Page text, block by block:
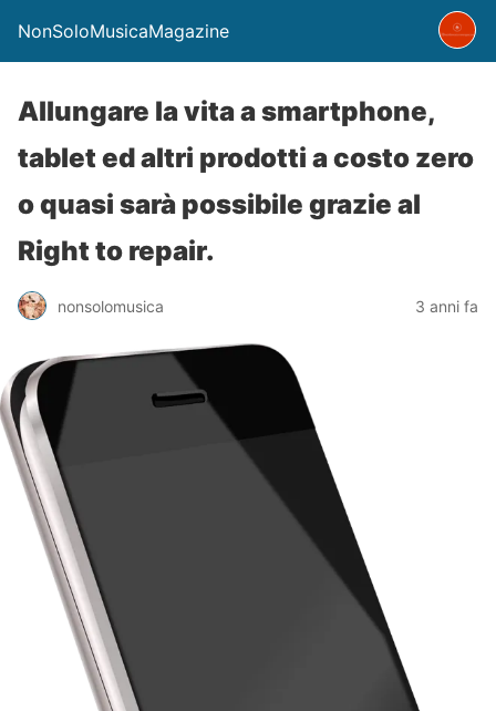
NonSoloMusicaMagazine
Allungare la vita a smartphone,
tablet ed altri prodotti a costo zero
o quasi sarà possibile grazie al
Right to repair.
nonsolomusica 3 anni fa